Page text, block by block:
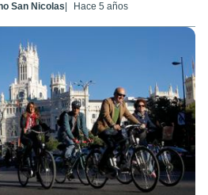
San Nicolas Hace 5 años